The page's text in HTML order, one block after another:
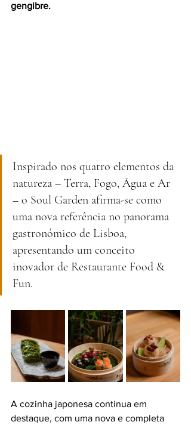
gengibre.
Inspirado nos quatro elementos da
natureza – Terra, Fogo, Água e Ar
– o Soul Garden afirma-se como
uma nova referência no panorama
gastronómico de Lisboa,
apresentando um conceito
inovador de Restaurante Food &
Fun.
A cozinha japonesa continua em
destaque, com uma nova e completa